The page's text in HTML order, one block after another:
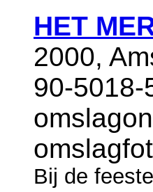
HET
2000,
90-5018-
Bij de